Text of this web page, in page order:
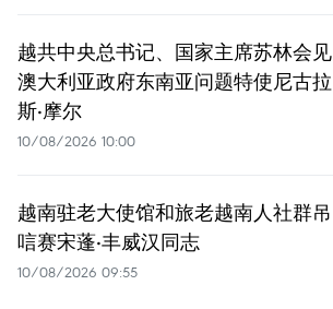
越共中央总书记、国家主席苏林会见
澳大利亚政府东南亚问题特使尼古拉
斯·摩尔
10/08/2026 10:00
越南驻老大使馆和旅老越南人社群吊
唁赛宋蓬·丰威汉同志
10/08/2026 09:55